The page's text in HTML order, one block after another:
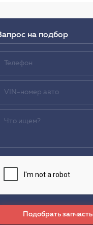
на подбор
Подобрать